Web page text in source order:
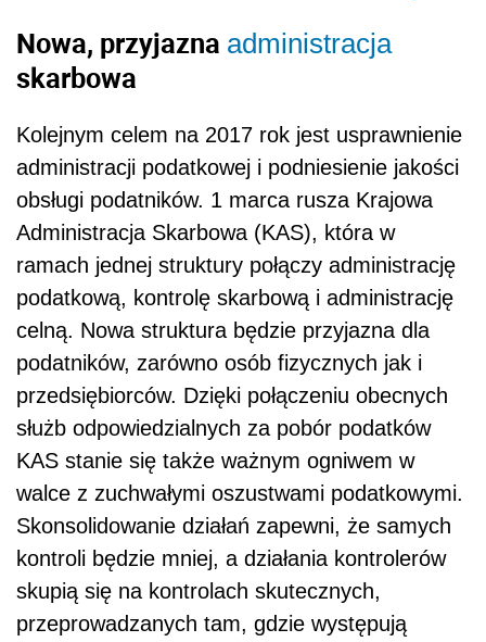
Nowa, przyjazna administracja
skarbowa
Kolejnym celem na 2017 rok jest usprawnienie
administracji podatkowej i podniesienie jakości
obsługi podatników. 1 marca rusza Krajowa
Administracja Skarbowa (KAS), która w
ramach jednej struktury połączy administrację
podatkową, kontrolę skarbową i administrację
celną. Nowa struktura będzie przyjazna dla
podatników, zarówno osób fizycznych jak i
przedsiębiorców. Dzięki połączeniu obecnych
służb odpowiedzialnych za pobór podatków
KAS stanie się także ważnym ogniwem w
walce z zuchwałymi oszustwami podatkowymi.
Skonsolidowanie działań zapewni, że samych
kontroli będzie mniej, a działania kontrolerów
skupią się na kontrolach skutecznych,
przeprowadzanych tam, gdzie występują